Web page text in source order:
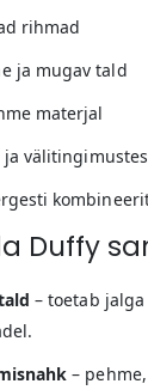
rihmad
ja mugav tald
materjal
ja
Duffy
– toetab
–